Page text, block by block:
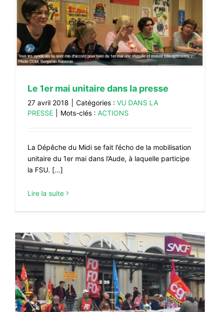
#VOS ÉLUES
#FORMATION
#COMMUNIQUÉS
#ÉLECTIONS
#MÉDIAS
#DÉBATS
#PRESSE
Le 1er mai unitaire dans la presse
27 avril 2018 Catégories : VU DANS LA
PRESSE
Mots-clés : ACTIONS
La Dépêche du Midi se fait l’écho de la mobilisation
unitaire du 1er mai dans l’Aude, à laquelle participe
la FSU. […]
Lire la suite